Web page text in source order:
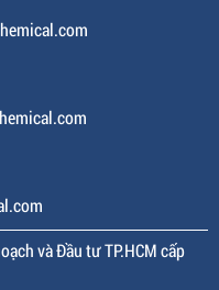
và Đầu tư TP.HCM cấp